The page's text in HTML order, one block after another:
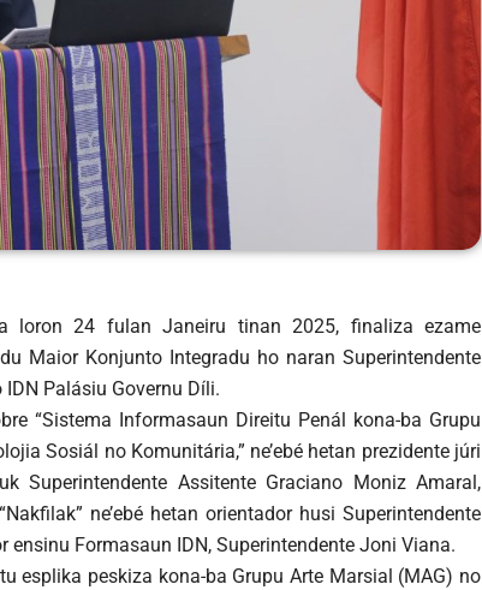
loron 24 fulan Janeiru tinan 2025, finaliza ezame
Maior Konjunto Integradu ho naran Superintendente
Palásiu Governu Díli.
“Sistema Informasaun Direitu Penál kona-ba Grupu
Sosiál no Komunitária,” ne’ebé hetan prezidente júri
Superintendente Assitente Graciano Moniz Amaral,
ne’ebé hetan orientador husi Superintendente
Formasaun IDN, Superintendente Joni Viana.
esplika peskiza kona-ba Grupu Arte Marsial (MAG) no